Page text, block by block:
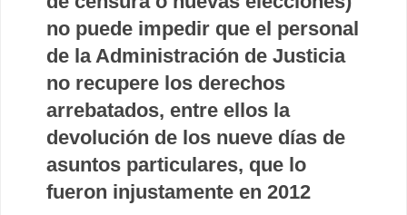
no puede impedir que el personal
de la Administración de Justicia
no recupere los derechos
arrebatados, entre ellos la
devolución de los nueve días de
asuntos particulares, que lo
fueron injustamente en 2012